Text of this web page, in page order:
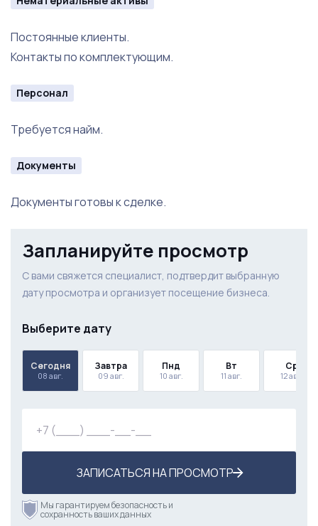
Постоянные клиенты.
Контакты по комплектующим.
Персонал
Требуется найм.
Документы
Документы готовы к сделке.
Запланируйте просмотр
С вами свяжется специалист, подтвердит выбранную
дату просмотра и организует посещение бизнеса.
Выберите дату
Сегодня
08 авг.
Завтра
09 авг.
Пнд
10 авг.
Вт
11 авг.
Ср
12 авг.
ЗАПИСАТЬСЯ НА ПРОСМОТР
Мы гарантируем безопасность и
сохранность ваших данных